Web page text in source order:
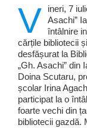
V
ineri, 7
Asachi”
întâlnire
cărțile bibliotecii
desfășurat la
„Gh. Asachi” din
Doina Scutaru,
școlar Irina
participat la o
foarte vechi din
bibliotecii gazdă.